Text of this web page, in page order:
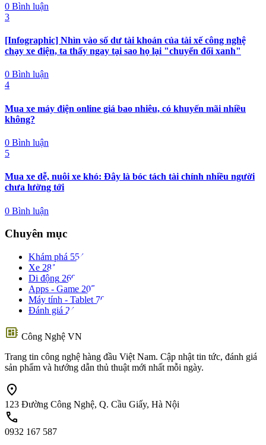
0 Bình luận
3
[Infographic] Nhìn vào số dư tài khoản của tài xế công nghệ
chạy xe điện, ta thấy ngay tại sao họ lại "chuyển đổi xanh"
0 Bình luận
4
Mua xe máy điện online giá bao nhiêu, có khuyến mãi nhiều
không?
0 Bình luận
5
Mua xe dễ, nuôi xe khó: Đây là bóc tách tài chính nhiều người
chưa lường tới
0 Bình luận
Chuyên mục
Khám phá 554
Xe 281
Di động 269
Apps - Game 207
Máy tính - Tablet 70
Đánh giá 24
developer_board Công Nghệ VN
Trang tin công nghệ hàng đầu Việt Nam. Cập nhật tin tức, đánh giá
sản phẩm và hướng dẫn thủ thuật mới nhất mỗi ngày.
location_on
123 Đường Công Nghệ, Q. Cầu Giấy, Hà Nội
call
0932 167 587